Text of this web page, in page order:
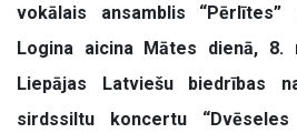
vokālais ansamblis
Logina aicina Mātes dienā, 8.
Liepājas Latviešu biedrības
sirdssiltu koncertu